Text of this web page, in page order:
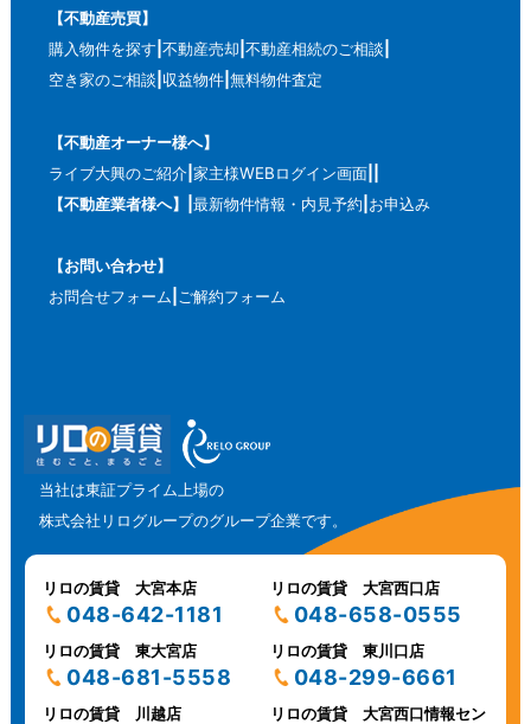
【不動産売買】
購入物件を探す 不動産売却 不動産相続のご相談
空き家のご相談 収益物件 無料物件査定
【不動産オーナー様へ】
ライブ大興のご紹介 家主様WEBログイン画面
【不動産業者様へ】
最新物件情報・内見予約 お申込み
【お問い合わせ】
お問合せフォーム ご解約フォーム
当社は東証プライム上場の
株式会社リログループのグループ企業です。
リロの賃貸 大宮本店
048-642-1181
リロの賃貸 大宮西口店
048-658-0555
リロの賃貸 東大宮店
048-681-5558
リロの賃貸 東川口店
048-299-6661
リロの賃貸 川越店 リロの賃貸 大宮西口情報セン